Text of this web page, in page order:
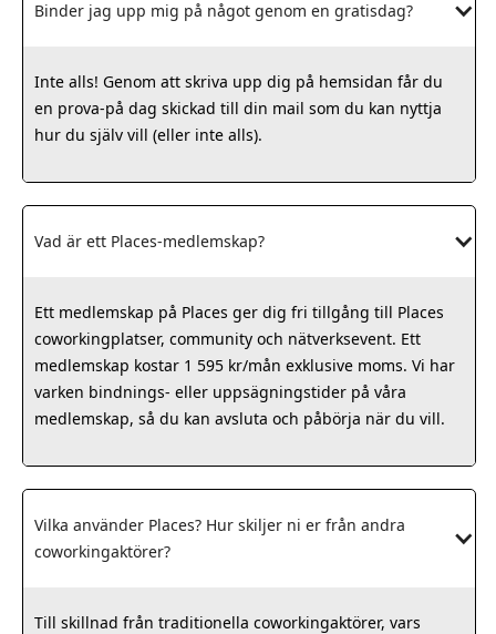
Binder jag upp mig på något genom en gratisdag?
Inte alls! Genom att skriva upp dig på hemsidan får du
en prova-på dag skickad till din mail som du kan nyttja
hur du själv vill (eller inte alls).
Vad är ett Places-medlemskap?
Ett medlemskap på Places ger dig fri tillgång till Places
coworkingplatser, community och nätverksevent. Ett
medlemskap kostar 1 595 kr/mån exklusive moms. Vi har
varken bindnings- eller uppsägningstider på våra
medlemskap, så du kan avsluta och påbörja när du vill.
Vilka använder Places? Hur skiljer ni er från andra
coworkingaktörer?
Till skillnad från traditionella coworkingaktörer, vars